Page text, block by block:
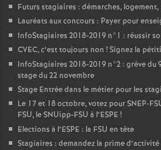
Futurs stagiaires : démarches,
Lauréats aux concours : Payer pour
InfoStagiaires 2018-2019 n°1 : réussir
CVEC, c’est toujours non ! Signez la
InfoStagiaires 2018-2019 n°2 : grève du
stage du 22 novembre
Stage Entrée dans le métier pour les
Le 17 et 18 octobre, votez pourSNEP-
FSU, le SNUipp-FSU à l’ESPE !
Elections à l’ESPE : la FSU en tête
Stagiaires : demandez la prime d’activité